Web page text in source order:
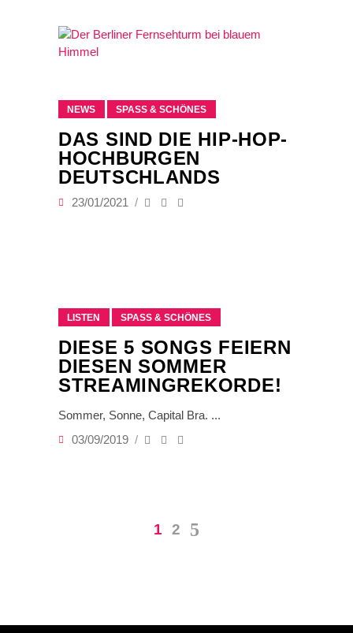
NEWS SPASS & SCHÖNES
DAS SIND DIE HIP-HOP-
HOCHBURGEN
DEUTSCHLANDS
23/01/2021
LISTEN SPASS & SCHÖNES
DIESE 5 SONGS FEIERN
DIESEN SOMMER
STREAMINGREKORDE!
Sommer, Sonne, Capital Bra.
03/09/2019
1 2